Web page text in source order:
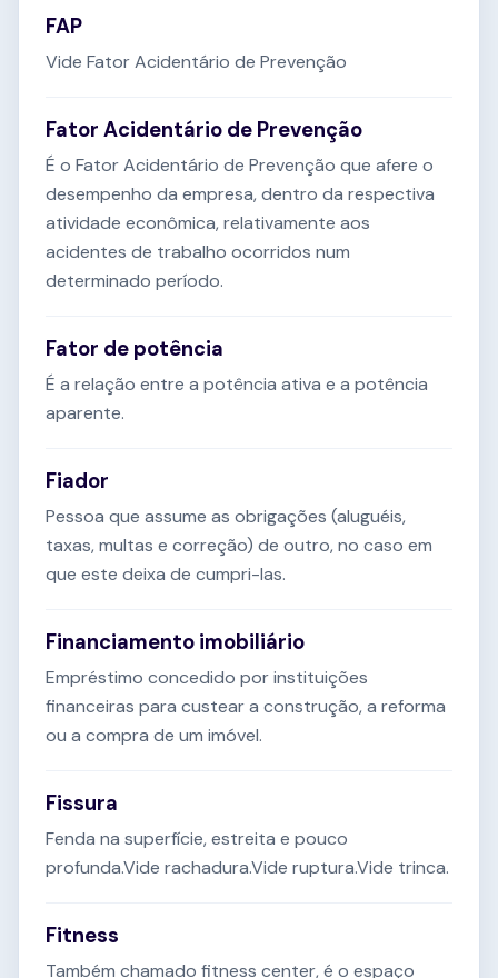
FAP
Vide Fator Acidentário de Prevenção
Fator Acidentário de Prevenção
É o Fator Acidentário de Prevenção que afere o
desempenho da empresa, dentro da respectiva
atividade econômica, relativamente aos
acidentes de trabalho ocorridos num
determinado período.
Fator de potência
É a relação entre a potência ativa e a potência
aparente.
Fiador
Pessoa que assume as obrigações (aluguéis,
taxas, multas e correção) de outro, no caso em
que este deixa de cumpri-las.
Financiamento imobiliário
Empréstimo concedido por instituições
financeiras para custear a construção, a reforma
ou a compra de um imóvel.
Fissura
Fenda na superfície, estreita e pouco
profunda.Vide rachadura.Vide ruptura.Vide trinca.
Fitness
Também chamado fitness center, é o espaço